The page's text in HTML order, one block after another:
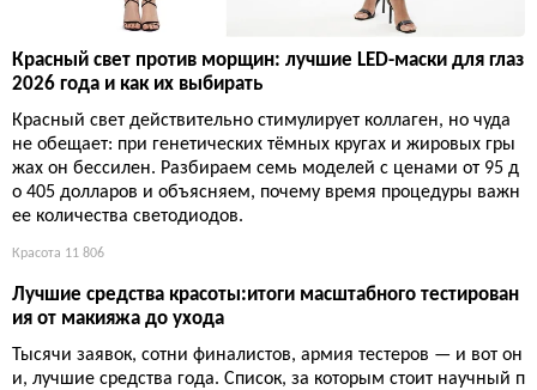
Красный свет против морщин: лучшие LED-маски для глаз
2026 года и как их выбирать
Красный свет действительно стимулирует коллаген, но чуда
не обещает: при генетических тёмных кругах и жировых гры
жах он бессилен. Разбираем семь моделей с ценами от 95 д
о 405 долларов и объясняем, почему время процедуры важн
ее количества светодиодов.
Красота 11 806
Лучшие средства красоты:итоги масштабного тестирован
ия от макияжа до ухода
Тысячи заявок, сотни финалистов, армия тестеров — и вот он
и, лучшие средства года. Список, за которым стоит научный п